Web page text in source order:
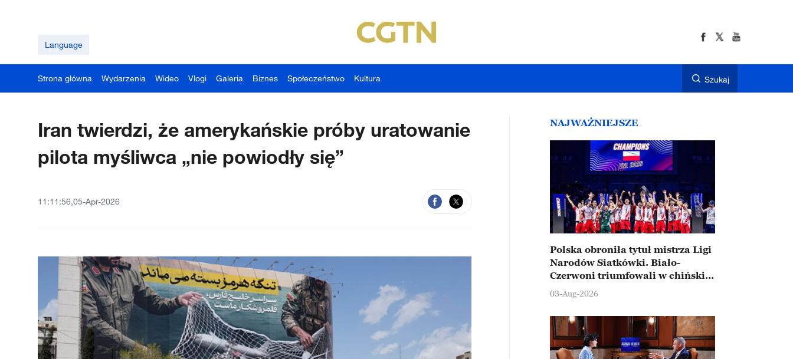
Language
Strona główna Wydarzenia Wideo Vlogi Galeria Biznes Społeczeństwo Kultura Szukaj
Iran twierdzi, że amerykańskie próby uratowanie
pilota myśliwca „nie powiodły się”
11:11:56,05-Apr-2026
NAJWAŻNIEJSZE
Polska obroniła tytuł mistrza Ligi
Narodów Siatkówki. Biało-
Czerwoni triumfowali w chińskim
Ningbo
03-Aug-2026